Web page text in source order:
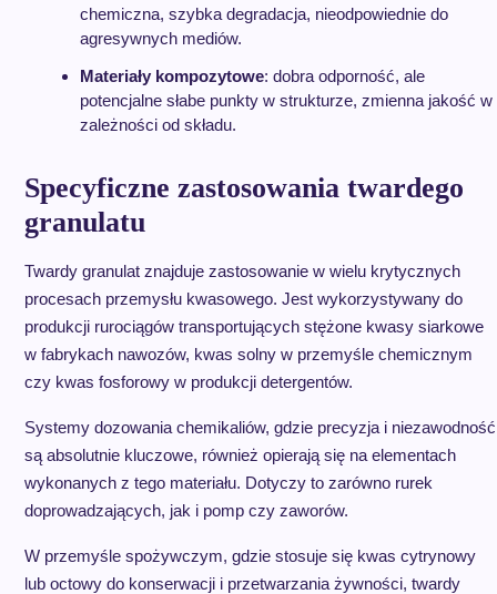
chemiczna, szybka degradacja, nieodpowiednie do
agresywnych mediów.
Materiały kompozytowe: dobra odporność, ale
potencjalne słabe punkty w strukturze, zmienna jakość w
zależności od składu.
Specyficzne zastosowania twardego
granulatu
Twardy granulat znajduje zastosowanie w wielu krytycznych
procesach przemysłu kwasowego. Jest wykorzystywany do
produkcji rurociągów transportujących stężone kwasy siarkowe
w fabrykach nawozów, kwas solny w przemyśle chemicznym
czy kwas fosforowy w produkcji detergentów.
Systemy dozowania chemikaliów, gdzie precyzja i niezawodność
są absolutnie kluczowe, również opierają się na elementach
wykonanych z tego materiału. Dotyczy to zarówno rurek
doprowadzających, jak i pomp czy zaworów.
W przemyśle spożywczym, gdzie stosuje się kwas cytrynowy
lub octowy do konserwacji i przetwarzania żywności, twardy